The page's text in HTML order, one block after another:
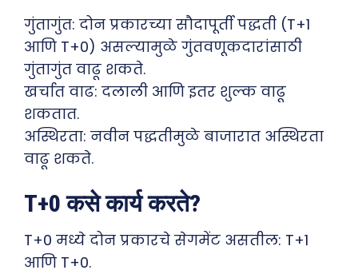
गुंतागुंत: दोन प्रकारच्या सौदापूर्ती पद्धती (T+1
आणि T+0) असल्यामुळे गुंतवणूकदारांसाठी
गुंतागुंत वाढू शकते.
खर्चात वाढ: दलाली आणि इतर शुल्क वाढू
शकतात.
अस्थिरता: नवीन पद्धतीमुळे बाजारात अस्थिरता
वाढू शकते.
T+0 कसे कार्य करते?
T+0 मध्ये दोन प्रकारचे सेगमेंट असतील: T+1
आणि T+0.